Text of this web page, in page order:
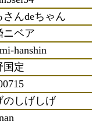
さんdeちゃん
ニベア
hanshin
国定
のしげしげ